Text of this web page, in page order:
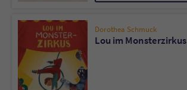
Dorothea Schmuck
Lou im Monsterzirkus